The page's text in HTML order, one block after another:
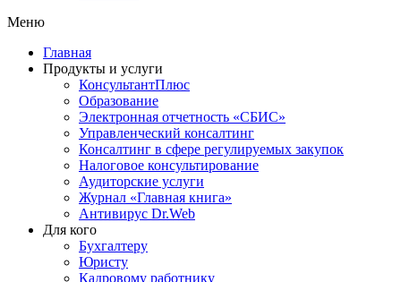
Меню
Главная
Продукты и услуги
КонсультантПлюс
Образование
Электронная отчетность «СБИС»
Управленческий консалтинг
Консалтинг в сфере регулируемых закупок
Налоговое консультирование
Аудиторские услуги
Журнал «Главная книга»
Антивирус Dr.Web
Для кого
Бухгалтеру
Юристу
Кадровому работнику